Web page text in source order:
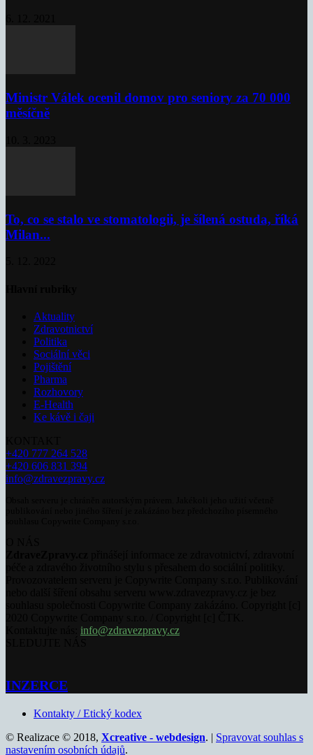
Ministr Válek ocenil domov pro seniory za 70 000
měsíčně
To, co se stalo ve stomatologii, je šílená ostuda, říká
Milan...
Aktuality
Zdravotnictví
Politika
Sociální věci
Pojištění
Pharma
Rozhovory
E-Health
Ke kávě i čaji
+420 777 264 528
+420 606 831 394
info@zdravezpravy.cz
info@zdravezpravy.cz
INZERCE
Kontakty / Etický kodex
© Realizace © 2018, Xcreative - webdesign. | Spravovat souhlas s
nastavením osobních údajů.